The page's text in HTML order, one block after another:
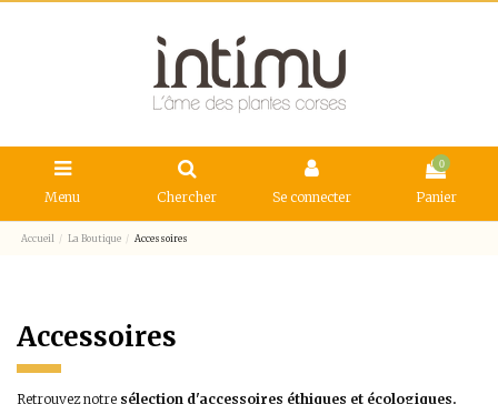
Menu Chercher Se connecter
0
Panier
Accueil La Boutique Accessoires
Accessoires
Retrouvez notre sélection d'accessoires éthiques et écologiques.